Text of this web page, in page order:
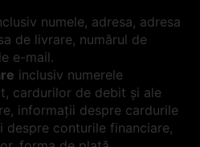
numele, adresa, adresa
de livrare, numărul de
e-mail.
inclusiv numerele
cardurilor de debit și ale
informații despre cardurile
despre conturile financiare,